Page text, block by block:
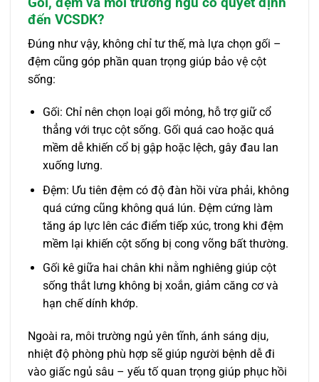
đến VCSDK?
Đúng như vậy, không chỉ tư thế, mà lựa chọn gối –
đệm cũng góp phần quan trọng giúp bảo vệ cột
sống:
Gối: Chỉ nên chọn loại gối mỏng, hỗ trợ giữ cổ
thẳng với trục cột sống. Gối quá cao hoặc quá
mềm dễ khiến cổ bị gập hoặc lệch, gây đau lan
xuống lưng.
Đệm: Ưu tiên đệm có độ đàn hồi vừa phải, không
quá cứng cũng không quá lún. Đệm cứng làm
tăng áp lực lên các điểm tiếp xúc, trong khi đệm
mềm lại khiến cột sống bị cong võng bất thường.
Gối kê giữa hai chân khi nằm nghiêng giúp cột
sống thắt lưng không bị xoắn, giảm căng cơ và
hạn chế dính khớp.
Ngoài ra, môi trường ngủ yên tĩnh, ánh sáng dịu,
nhiệt độ phòng phù hợp sẽ giúp người bệnh dễ đi
vào giấc ngủ sâu – yếu tố quan trọng giúp phục hồi